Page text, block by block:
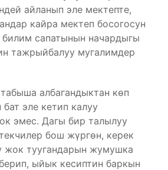
айланып эле мектепте,
кайра мектеп босогосун
сапатынын начардыгы
тажрыйбалуу мугалимдер
албагандыктан көп
эле кетип калуу
эмес. Дагы бир талылуу
бош жүргөн, керек
жок туугандарын жумушка
ыйык кесиптин баркын